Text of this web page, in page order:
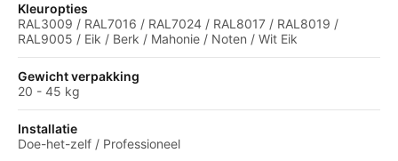
Kleuropties
RAL3009 / RAL7016 / RAL7024 / RAL8017 / RAL8019 /
RAL9005 / Eik / Berk / Mahonie / Noten / Wit Eik
Gewicht verpakking
20 - 45 kg
Installatie
Doe-het-zelf / Professioneel